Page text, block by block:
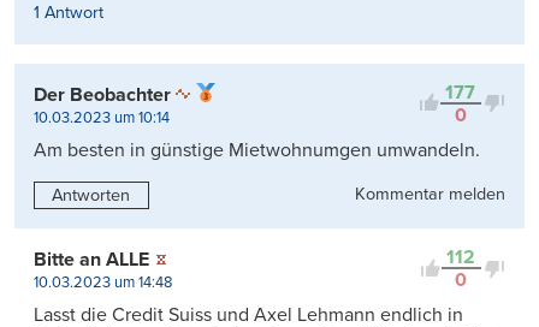
1 Antwort
177
0
Der Beobachter
10.03.2023 um 10:14
Am besten in günstige Mietwohnumgen umwandeln.
Antworten Kommentar melden
112
0
Bitte an ALLE
10.03.2023 um 14:48
Lasst die Credit Suiss und Axel Lehmann endlich in